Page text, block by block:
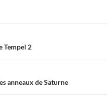
Tempel 2
anneaux de Saturne